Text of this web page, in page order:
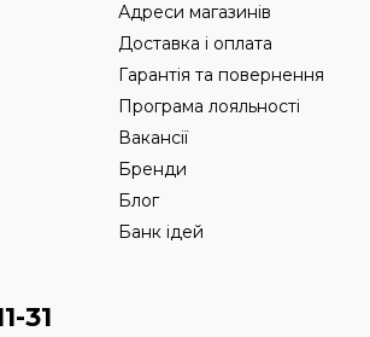
Адреси магазинів
Доставка і оплата
Гарантія та повернення
Програма лояльності
Вакансії
Бренди
Блог
Банк ідей
31